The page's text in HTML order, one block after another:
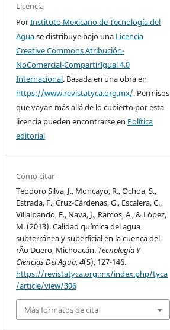
Licencia
PorInstituto Mexicano de Tecnología del
Aguase distribuye bajo una Licencia
Creative Commons Atribución-
NoComercial-CompartirIgual 4.0
Internacional. Basada en una obra en
https://www.revistatyca.org.mx/. Permisos
que vayan más allá de lo cubierto por esta
licencia pueden encontrarse en Política
editorial
Cómo citar
Teodoro Silva, J., Moncayo, R., Ochoa, S.,
Estrada, F., Cruz-Cárdenas, G., Escalera, C.,
Villalpando, F., Nava, J., Ramos, A., & López,
M. (2013). Calidad química del agua
subterránea y superficial en la cuenca del
rÃ­o Duero, Michoacán. Tecnología Y
Ciencias Del Agua,4(5), 127-146.
https://revistatyca.org.mx/index.php/tyca
/article/view/396
Más formatos de cita